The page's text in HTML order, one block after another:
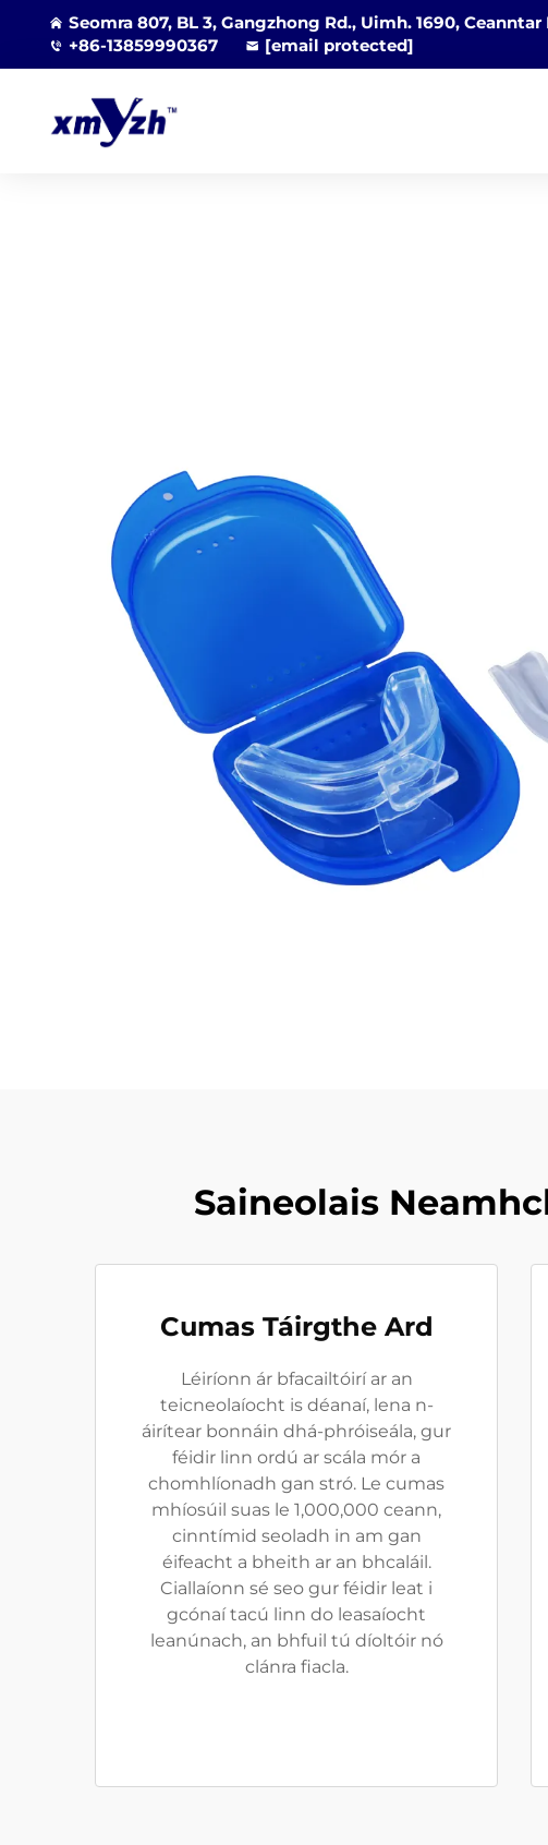
Seomra 807, BL 3, Gangzhong Rd., Uimh. 1690,
+86-13859990367
[email protected]
Saineolais
Cumas Táirgthe Ard
Léiríonn ár bfacailtóirí ar an
teicneolaíocht is déanaí, lena n-
áirítear bonnáin dhá-phróiseála, gur
féidir linn ordú ar scála mór a
chomhlíonadh gan stró. Le cumas
mhíosúil suas le 1,000,000 ceann,
cinntímid seoladh in am gan
éifeacht a bheith ar an bhcaláil.
Ciallaíonn sé seo gur féidir leat i
gcónaí tacú linn do leasaíocht
leanúnach, an bhfuil tú díoltóir nó
clánra fiacla.